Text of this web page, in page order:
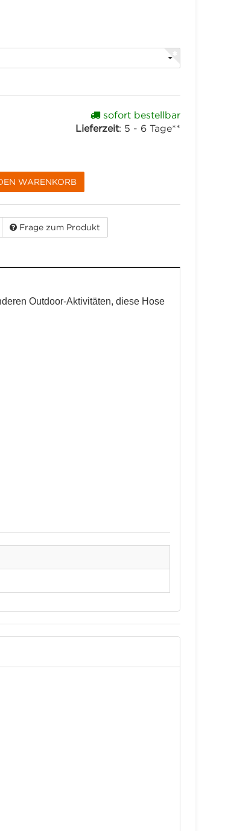
sofort bestellbar
Lieferzeit: 5 - 6 Tage**
WARENKORB
Frage zum Produkt
Outdoor-Aktivitäten, diese Hose